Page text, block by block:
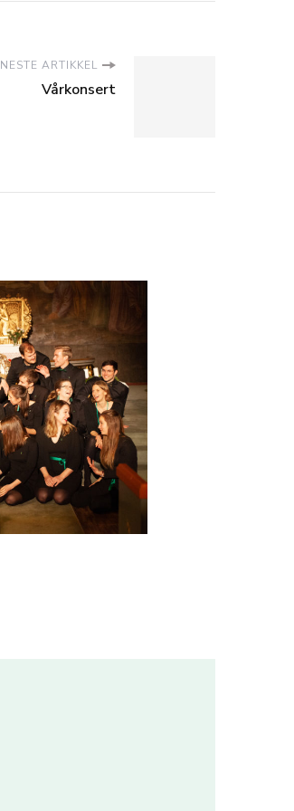
NESTE ARTIKKEL
Vårkonsert